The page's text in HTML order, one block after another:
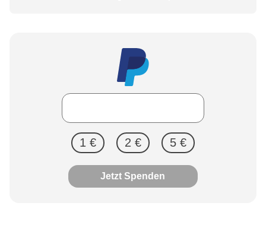
1 € 2 € 5 €
Jetzt Spenden